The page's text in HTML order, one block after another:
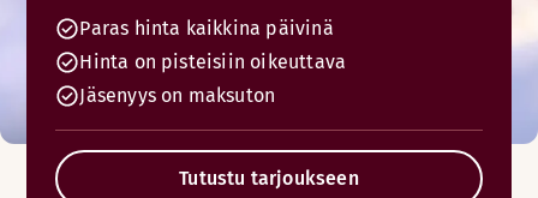
Paras hinta kaikkina päivinä
Hinta on pisteisiin oikeuttava
Jäsenyys on maksuton
Tutustu tarjoukseen